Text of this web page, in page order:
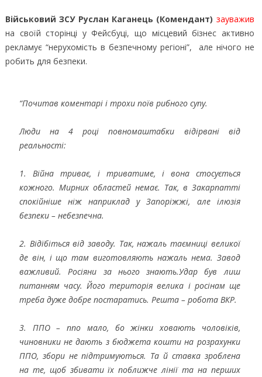
Військовий ЗСУ Руслан Каганець (Комендант) зауважив
на своїй сторінці у Фейсбуці, що місцевий бізнес активно
рекламує “нерухомість в безпечному регіоні”, але нічого не
робить для безпеки.
“Почитав коментарі і трохи поїв рибного супу.
Люди на 4 році повномаштабки відірвані від
реальності:
1. Війна триває, і триватиме, і вона стосується
кожного. Мирних областей немає. Так, в Закарпатті
спокійніше ніж наприклад у Запоріжжі, але ілюзія
безпеки – небезпечна.
2. Відїбіться від заводу. Так, нажаль таємниці великої
де він, і що там виготовляють нажаль нема. Завод
важливий. Росіяни за нього знають.Удар був лиш
питанням часу. Його територія велика і росінам ще
треба дуже добре постаратись. Решта – робота ВКР.
3. ППО – ппо мало, бо жінки ховають чоловіків,
чиновники не дають з бюджета кошти на розрахунки
ППО, збори не підтримуються. Та й ставка зроблена
на те, щоб збивати їх поближче лінії та на перших